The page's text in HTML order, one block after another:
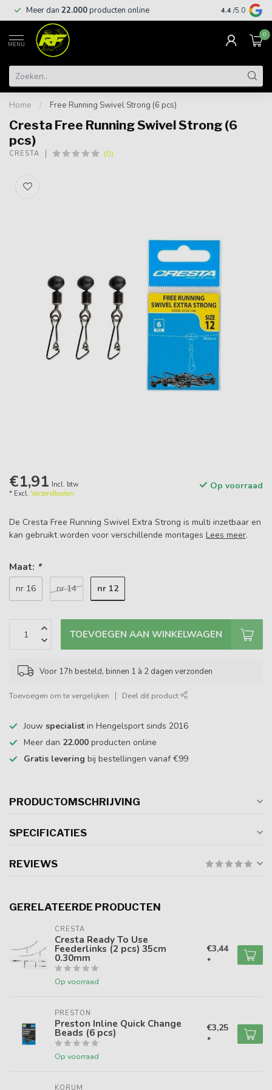
Meer dan 22.000producten online Gratis
4.4 /5.0
MENU
0
Home / Free Running Swivel Strong (6 pcs)
Cresta Free Running Swivel Strong (6
pcs)
CRESTA (0)
€1,91 Incl. btw
* Excl. Verzendkosten
Op voorraad
De Cresta Free Running Swivel Extra Strong is multi inzetbaar en
kan gebruikt worden voor verschillende montages Lees meer.
Maat: *
nr 16 nr 14 nr 12
TOEVOEGEN AAN WINKELWAGEN
Voor 17h besteld, binnen 1 à 2 dagen verzonden
Toevoegen om te vergelijken Deel dit product
Jouw specialist in Hengelsport sinds 2016
Meer dan 22.000 producten online
Gratis levering bij bestellingen vanaf €99
PRODUCTOMSCHRIJVING
SPECIFICATIES
REVIEWS
GERELATEERDE PRODUCTEN
CRESTA
Cresta Ready To Use
Feederlinks (2 pcs) 35cm
0.30mm
Op voorraad
€3,44
*
PRESTON
Preston Inline Quick Change
Beads (6 pcs)
Op voorraad
€3,25
*
KORUM